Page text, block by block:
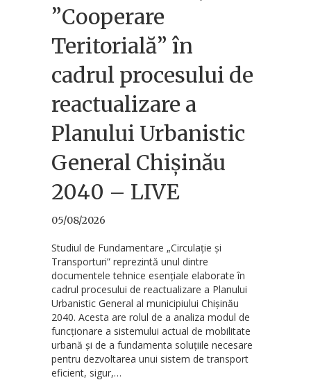
”Cooperare
Teritorială” în
cadrul procesului de
reactualizare a
Planului Urbanistic
General Chișinău
2040 – LIVE
05/08/2026
Studiul de Fundamentare „Circulație și
Transporturi” reprezintă unul dintre
documentele tehnice esențiale elaborate în
cadrul procesului de reactualizare a Planului
Urbanistic General al municipiului Chișinău
2040. Acesta are rolul de a analiza modul de
funcționare a sistemului actual de mobilitate
urbană și de a fundamenta soluțiile necesare
pentru dezvoltarea unui sistem de transport
eficient, sigur,…